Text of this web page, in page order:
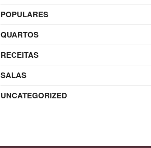
POPULARES
QUARTOS
RECEITAS
SALAS
UNCATEGORIZED